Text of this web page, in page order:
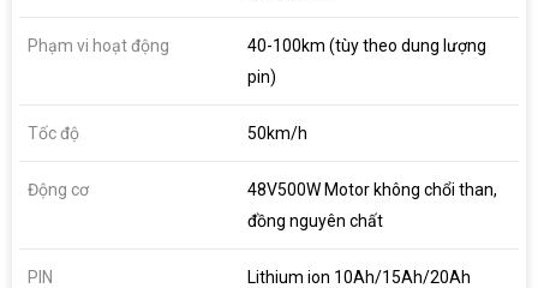
Phạm vi hoạt động
40-100km (tùy theo dung lượng
pin)
Tốc độ 50km/h
Động cơ
48V500W Motor không chổi than,
đồng nguyên chất
PIN Lithium ion 10Ah/15Ah/20Ah